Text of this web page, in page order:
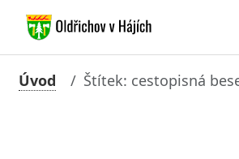
Úvod Štítek: cestopisná